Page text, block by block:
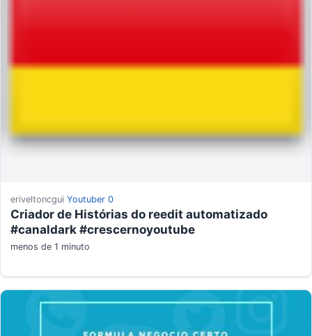
eriveltoncgui Youtuber 0
Criador de Histórias do reedit automatizado
#canaldark #crescernoyoutube
menos de 1 minuto